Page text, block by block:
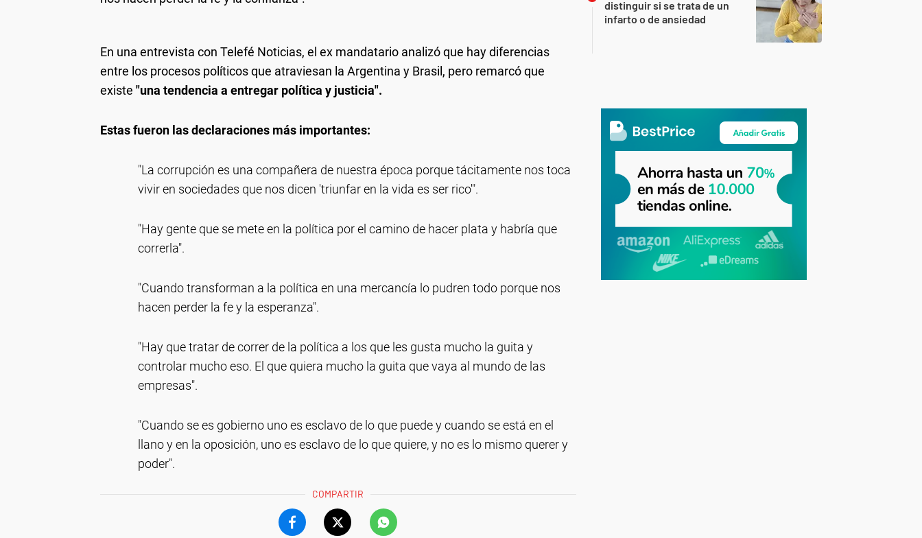
En una entrevista con Telefé Noticias, el ex mandatario analizó que hay diferencias
entre los procesos políticos que atraviesan la Argentina y Brasil, pero remarcó que
existe "una tendencia a entregar política y justicia".
Estas fueron las declaraciones más importantes:
"La corrupción es una compañera de nuestra época porque tácitamente nos toca
vivir en sociedades que nos dicen 'triunfar en la vida es ser rico'".
"Hay gente que se mete en la política por el camino de hacer plata y habría que
correrla".
"Cuando transforman a la política en una mercancía lo pudren todo porque nos
hacen perder la fe y la esperanza".
"Hay que tratar de correr de la política a los que les gusta mucho la guita y
controlar mucho eso. El que quiera mucho la guita que vaya al mundo de las
empresas".
"Cuando se es gobierno uno es esclavo de lo que puede y cuando se está en el
llano y en la oposición, uno es esclavo de lo que quiere, y no es lo mismo querer y
poder".
COMPARTIR
distinguir si se trata de un
infarto o de ansiedad